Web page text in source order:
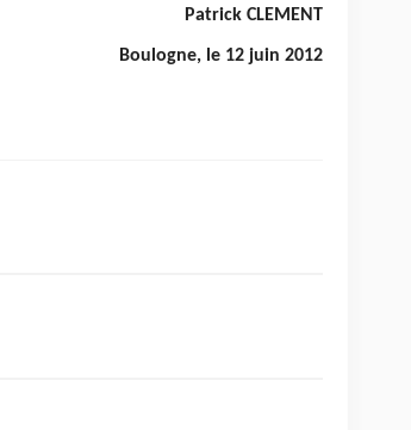
Patrick CLEMENT
Boulogne, le 12 juin 2012